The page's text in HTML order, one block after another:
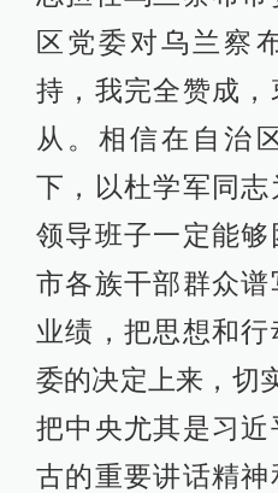
区党委对乌兰察
持，我完全赞成
从。相信在自治
下，以杜学军同
领导班子一定能
市各族干部群众
业绩，把思想和
委的决定上来，切
把中央尤其是习
古的重要讲话精